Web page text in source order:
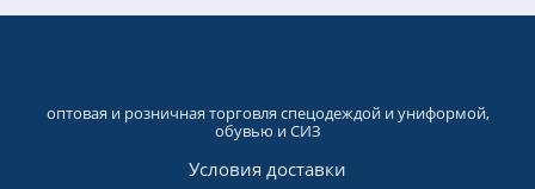
оптовая и розничная торговля спецодеждой и униформой,
обувью и СИЗ
Условия доставки